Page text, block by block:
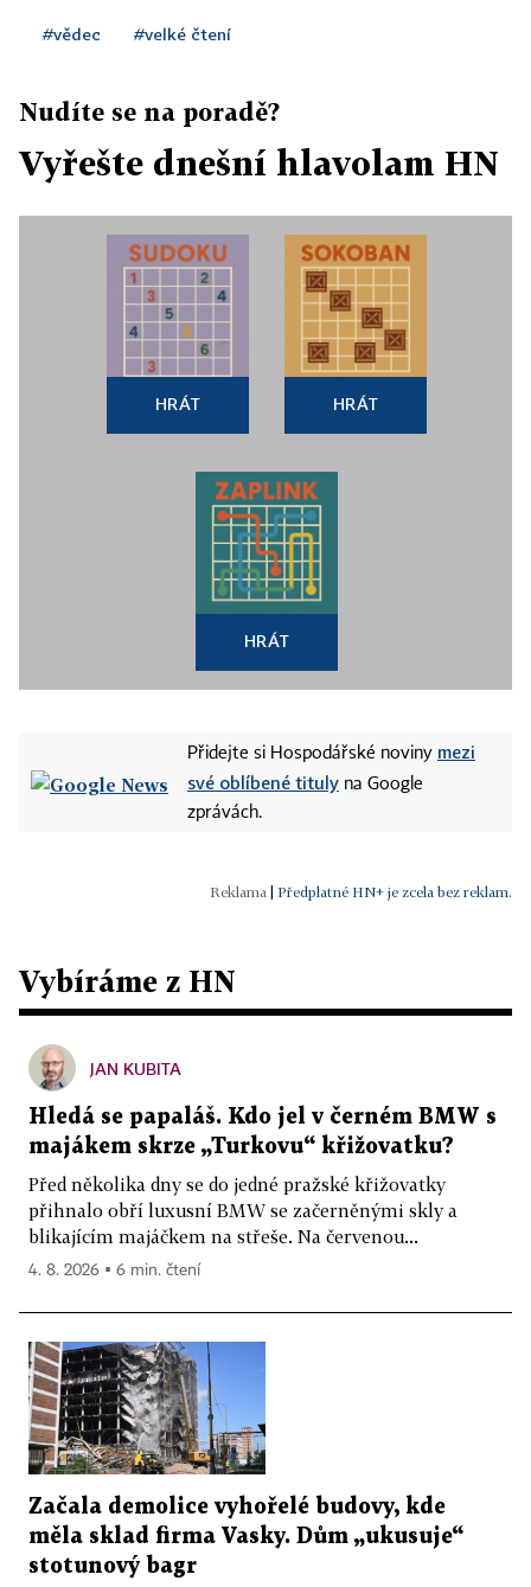
#vědec #velké čtení
Nudíte se na poradě?
Vyřešte dnešní hlavolam HN
HRÁT HRÁT
HRÁT
Přidejte si Hospodářské noviny mezi
své oblíbené tituly na Google
zprávách.
| Předplatné HN+ je zcela bez reklam.
Vybíráme z HN
JAN KUBITA
Hledá se papaláš. Kdo jel v černém BMW s
majákem skrze „Turkovu“ křižovatku?
Před několika dny se do jedné pražské křižovatky
přihnalo obří luxusní BMW se začerněnými skly a
blikajícím majáčkem na střeše. Na červenou...
4. 8. 2026 ▪ 6 min. čtení
Začala demolice vyhořelé budovy, kde
měla sklad firma Vasky. Dům „ukusuje“
stotunový bagr